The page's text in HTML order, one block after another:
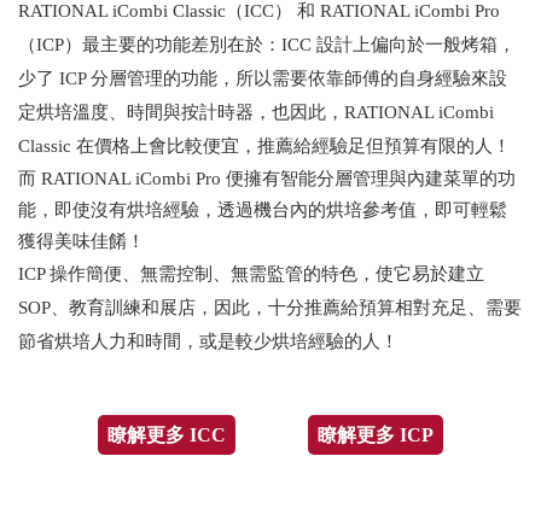
RATIONAL iCombi Classic（ICC） 和 RATIONAL iCombi Pro
（ICP）最主要的功能差別在於：ICC 設計上偏向於一般烤箱，
少了 ICP 分層管理的功能，所以需要依靠師傅的自身經驗來設
定烘培溫度、時間與按計時器，也因此，RATIONAL iCombi
Classic 在價格上會比較便宜，推薦給經驗足但預算有限的人！
而 RATIONAL iCombi Pro 便擁有智能分層管理與內建菜單的功
能，即使沒有烘培經驗，透過機台內的烘培參考值，即可輕鬆
獲得美味佳餚！
ICP 操作簡便、無需控制、無需監管的特色，使它易於建立
SOP、教育訓練和展店，因此，十分推薦給預算相對充足、需要
節省烘培人力和時間，或是較少烘培經驗的人！
瞭解更多 ICC 瞭解更多 ICP